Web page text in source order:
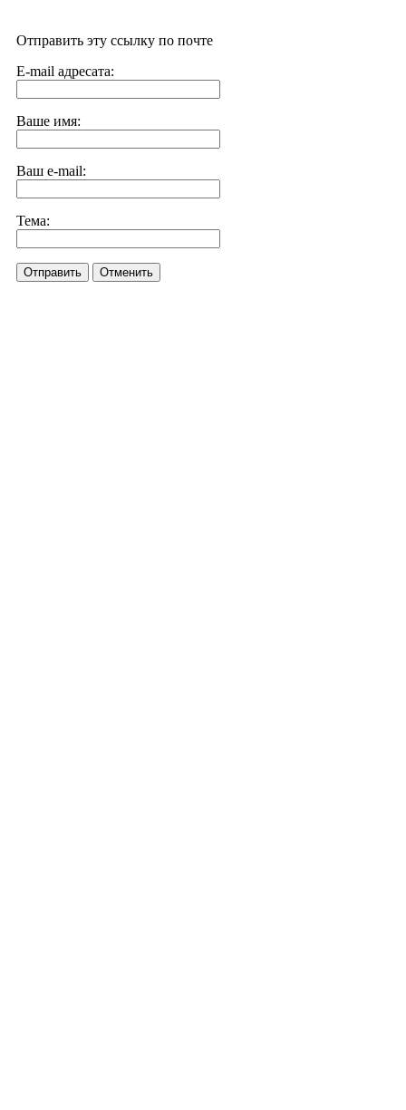
Отправить эту ссылку по почте
E-mail адресата:
Ваше имя:
Ваш e-mail:
Тема:
Отправить Отменить